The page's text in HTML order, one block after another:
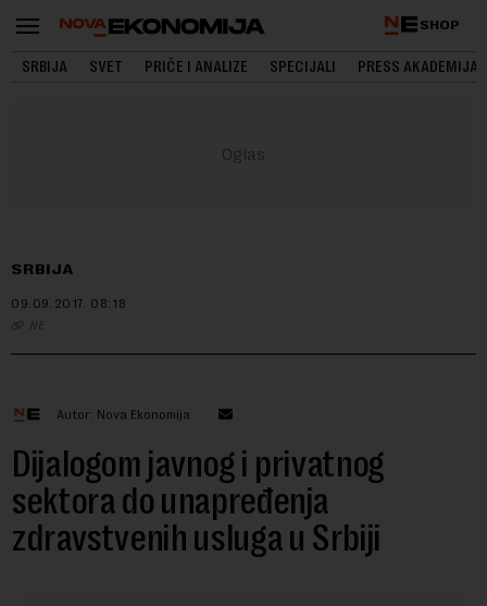
SHOP
SRBIJA SVET PRIČE I ANALIZE SPECIJALI PRESS AKADEMIJA
SRBIJA
09.09.2017. 08:18
NE
Autor: Nova Ekonomija
Dijalogom javnog i privatnog
sektora do unapređenja
zdravstvenih usluga u Srbiji